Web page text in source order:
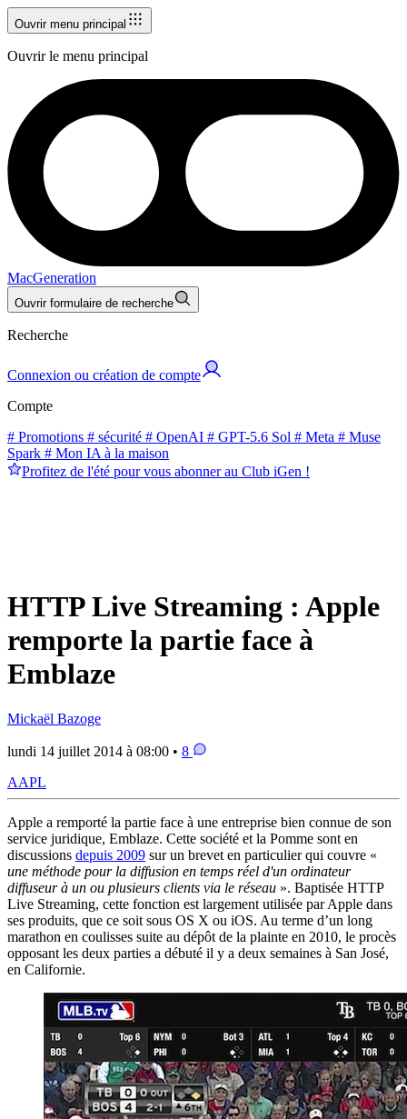
Ouvrir menu principal
Ouvrir le menu principal
MacGeneration
Ouvrir formulaire de recherche
Recherche
Connexion ou création de compte
Compte
# Promotions # sécurité # OpenAI # GPT-5.6 Sol # Meta # Muse
Spark # Mon IA à la maison
Profitez de l'été pour vous abonner au Club iGen !
HTTP Live Streaming : Apple
remporte la partie face à
Emblaze
Mickaël Bazoge
lundi 14 juillet 2014 à 08:00 • 8
AAPL
Apple a remporté la partie face à une entreprise bien connue de son
service juridique, Emblaze. Cette société et la Pomme sont en
discussions depuis 2009 sur un brevet en particulier qui couvre «
une méthode pour la diffusion en temps réel d'un ordinateur
diffuseur à un ou plusieurs clients via le réseau ». Baptisée HTTP
Live Streaming, cette fonction est largement utilisée par Apple dans
ses produits, que ce soit sous OS X ou iOS. Au terme d’un long
marathon en coulisses suite au dépôt de la plainte en 2010, le procès
opposant les deux parties a débuté il y a deux semaines à San José,
en Californie.